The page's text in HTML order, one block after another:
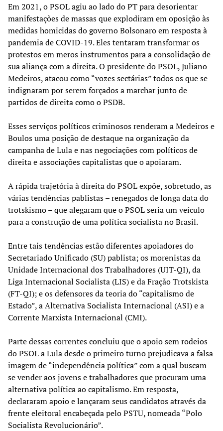
Em 2021, o PSOL agiu ao lado do PT para desorientar
manifestações de massas que explodiram em oposição às
medidas homicidas do governo Bolsonaro em resposta à
pandemia de COVID-19. Eles tentaram transformar os
protestos em meros instrumentos para a consolidação de
sua aliança com a direita. O presidente do PSOL, Juliano
Medeiros, atacou como “vozes sectárias” todos os que se
indignaram por serem forçados a marchar junto de
partidos de direita como o PSDB.
Esses serviços políticos criminosos renderam a Medeiros e
Boulos uma posição de destaque na organização da
campanha de Lula e nas negociações com políticos de
direita e associações capitalistas que o apoiaram.
A rápida trajetória à direita do PSOL expõe, sobretudo, as
várias tendências pablistas – renegados de longa data do
trotskismo – que alegaram que o PSOL seria um veículo
para a construção de uma política socialista no Brasil.
Entre tais tendências estão diferentes apoiadores do
Secretariado Unificado (SU) pablista; os morenistas da
Unidade Internacional dos Trabalhadores (UIT-QI), da
Liga Internacional Socialista (LIS) e da Fração Trotskista
(FT-QI); e os defensores da teoria do “capitalismo de
Estado”, a Alternativa Socialista Internacional (ASI) e a
Corrente Marxista Internacional (CMI).
Parte dessas correntes concluiu que o apoio sem rodeios
do PSOL a Lula desde o primeiro turno prejudicava a falsa
imagem de “independência política” com a qual buscam
se vender aos jovens e trabalhadores que procuram uma
alternativa política ao capitalismo. Em resposta,
declararam apoio e lançaram seus candidatos através da
frente eleitoral encabeçada pelo PSTU, nomeada “Polo
Socialista Revolucionário”.